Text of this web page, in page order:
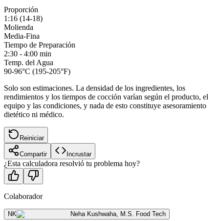
Proporción
1:16 (14-18)
Molienda
Media-Fina
Tiempo de Preparación
2:30 - 4:00 min
Temp. del Agua
90-96°C (195-205°F)
Solo son estimaciones. La densidad de los ingredientes, los
rendimientos y los tiempos de cocción varían según el producto, el
equipo y las condiciones, y nada de esto constituye asesoramiento
dietético ni médico.
Reiniciar
Compartir Incrustar
¿Esta calculadora resolvió tu problema hoy?
Colaborador
NK Neha Kushwaha, M.S. Food Tech